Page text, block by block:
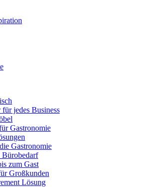
jedes Business
Gastronomie
Gastronomie
zum Gast
Großkunden
Lösung